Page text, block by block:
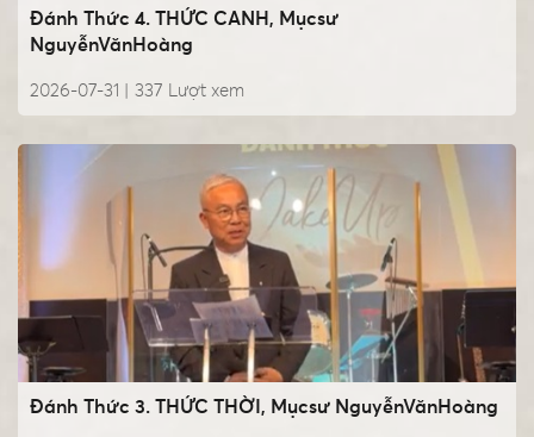
Đánh Thức 4. THỨC CANH, Mụcsư
NguyễnVănHoàng
2026-07-31 | Lượt xem
337
Đánh Thức 3. THỨC THỜI, Mụcsư NguyễnVănHoàng